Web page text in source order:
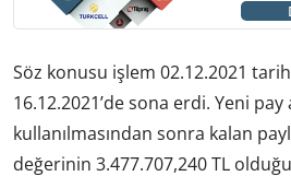
Söz konusu işlem 02.12.2021
16.12.2021’de sona erdi. Yeni pay
kullanılmasından sonra kalan
değerinin 3.477.707,240 TL